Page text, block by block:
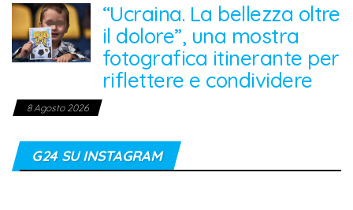
“Ucraina. La bellezza oltre
il dolore”, una mostra
fotografica itinerante per
riflettere e condividere
8 Agosto 2026
G24 SU INSTAGRAM